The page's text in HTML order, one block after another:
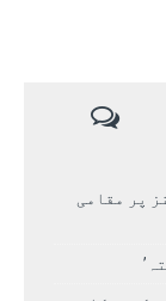
پر مقامی